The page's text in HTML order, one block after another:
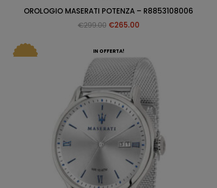
OROLOGIO MASERATI POTENZA – R8853108006
€299.00 €265.00
IN OFFERTA!